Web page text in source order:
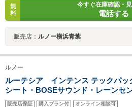
無
料
今すぐ在庫確認・
電話する
販売店： ルノー横浜青葉
ルノー
ルーテシア インテンス テックパ
シート・BOSEサウンド・レーンセ
360度モニター
販売店保証 購入プラン付 オンライン相談可